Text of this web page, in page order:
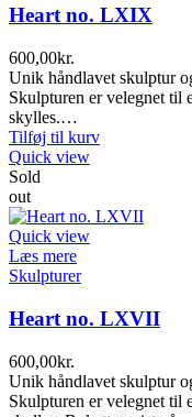
Heart no. LXIX
600,00kr.
Unik håndlavet skulptur
Skulpturen er velegnet til
skylles.…
Tilføj til kurv
Quick view
Sold
out
Quick view
Læs mere
Skulpturer
Heart no. LXVII
600,00kr.
Unik håndlavet skulptur
Skulpturen er velegnet til